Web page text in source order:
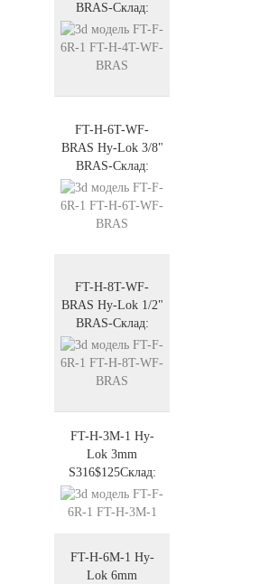
BRAS-Склад:
FT-H-6T-WF-
BRAS Hy-Lok 3/8"
BRAS-Склад:
FT-H-8T-WF-
BRAS Hy-Lok 1/2"
BRAS-Склад:
FT-H-3M-1 Hy-
Lok 3mm
S316$125Склад:
FT-H-6M-1 Hy-
Lok 6mm